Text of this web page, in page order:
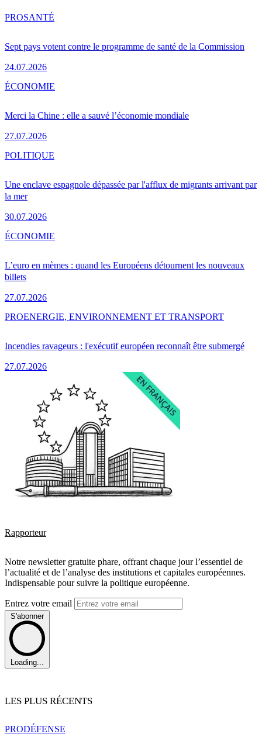
Sept pays votent contre le programme de santé de la Commission
24.07.2026
PROSANTÉ
Merci la Chine : elle a sauvé l’économie mondiale
27.07.2026
ÉCONOMIE
Une enclave espagnole dépassée par l'afflux de migrants arrivant par
la mer
30.07.2026
POLITIQUE
L’euro en mèmes : quand les Européens détournent les nouveaux
billets
27.07.2026
ÉCONOMIE
Incendies ravageurs : l'exécutif européen reconnaît être submergé
27.07.2026
PROENERGIE, ENVIRONNEMENT ET TRANSPORT
Rapporteur
Notre newsletter gratuite phare, offrant chaque jour l’essentiel de
l’actualité et de l’analyse des institutions et capitales européennes.
Indispensable pour suivre la politique européenne.
Entrez votre email
S'abonner
Loading...
LES PLUS RÉCENTS
PRODÉFENSE